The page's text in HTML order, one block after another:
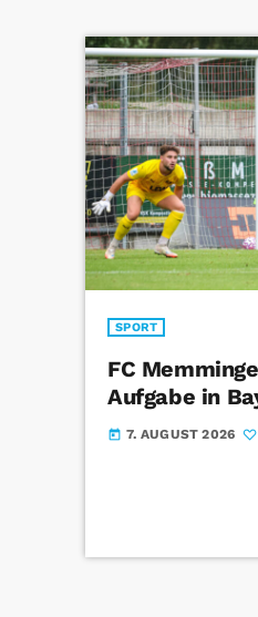
SPORT
FC
Aufgabe in
today 7. AUGUST 2026